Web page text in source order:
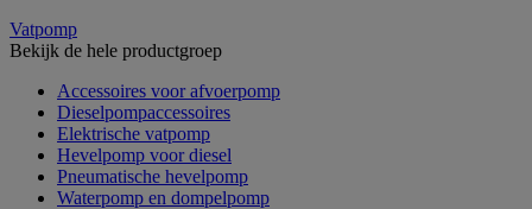
Vatpomp
Bekijk de hele productgroep
Accessoires voor afvoerpomp
Dieselpompaccessoires
Elektrische vatpomp
Hevelpomp voor diesel
Pneumatische hevelpomp
Waterpomp en dompelpomp